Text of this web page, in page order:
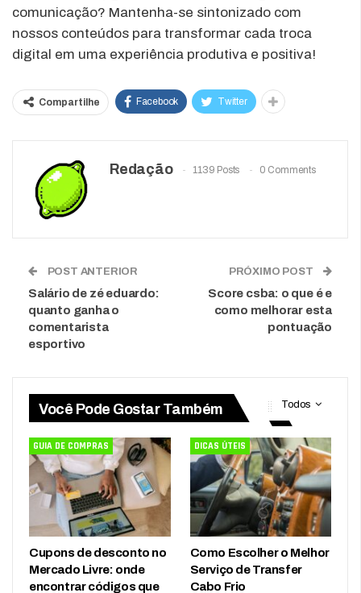
comunicação? Mantenha-se sintonizado com
nossos conteúdos para transformar cada troca
digital em uma experiência produtiva e positiva!
Compartilhe Facebook Twitter
Redação 1139 Posts 0 Comments
POST ANTERIOR
Salário de zé eduardo:
quanto ganha o
comentarista
esportivo
PRÓXIMO POST
Score csba: o que é e
como melhorar esta
pontuação
Todos
Você Pode Gostar Também
GUIA DE COMPRAS
Cupons de desconto no
Mercado Livre: onde
encontrar códigos que
DICAS ÚTEIS
Como Escolher o Melhor
Serviço de Transfer
Cabo Frio